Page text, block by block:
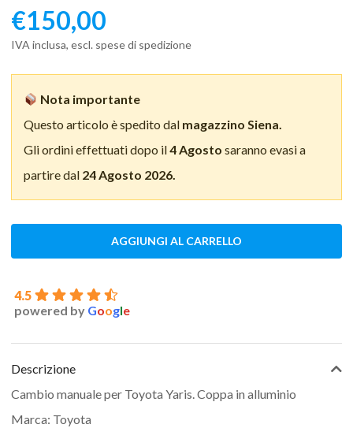
€150,00
IVA inclusa, escl. spese di spedizione
Nota importante
Questo articolo è spedito dal magazzino Siena.
Gli ordini effettuati dopo il4 Agosto saranno evasi a
partire dal 24 Agosto 2026.
AGGIUNGI AL CARRELLO
4.5
powered by Google
Descrizione
Cambio manuale per Toyota Yaris. Coppa in alluminio
Marca: Toyota